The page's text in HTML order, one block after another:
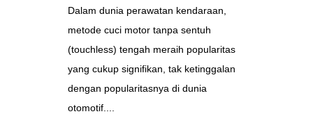
Dalam dunia perawatan kendaraan,
metode cuci motor tanpa sentuh
(touchless) tengah meraih popularitas
yang cukup signifikan, tak ketinggalan
dengan popularitasnya di dunia
otomotif....